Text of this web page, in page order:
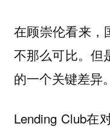
在顾崇伦看来，
不那么可比。 但
的一个关键差异。
Lending Club在